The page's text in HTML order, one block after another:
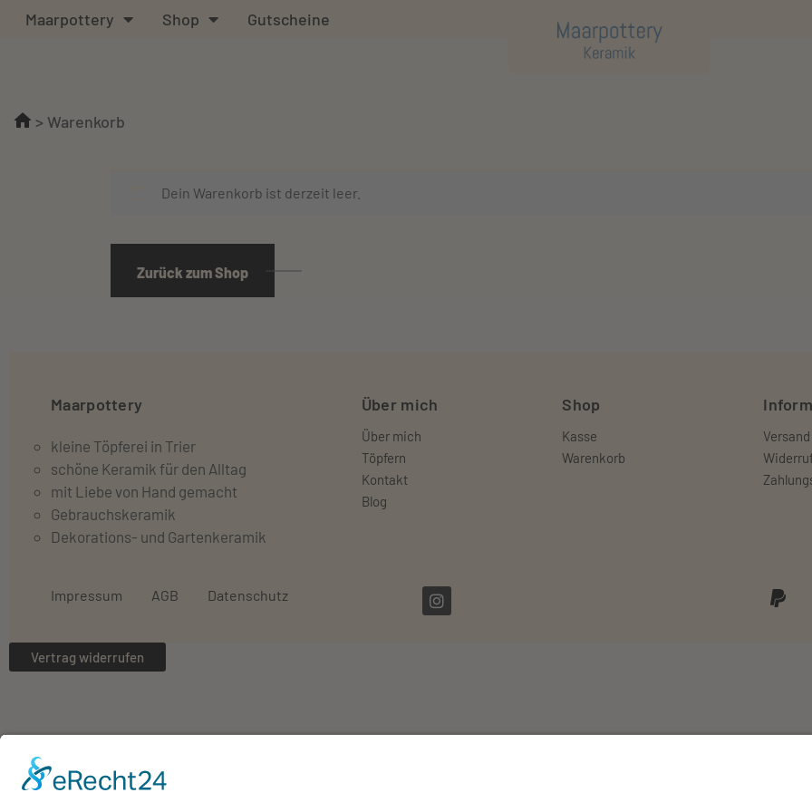
Maarpottery Shop Gutscheine
> Warenkorb
Dein Warenkorb ist derzeit leer.
Zurück zum Shop
Maarpottery
kleine Töpferei in Trier
schöne Keramik für den Alltag
mit Liebe von Hand gemacht
Gebrauchskeramik
Dekorations- und Gartenkeramik
Über mich
Über mich
Töpfern
Kontakt
Blog
Shop
Kasse
Warenkorb
Impressum AGB Datenschutz
Vertrag widerrufen